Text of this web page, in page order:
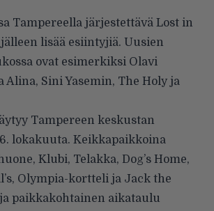
Tampereella järjestettävä Lost in
lisää esiintyjiä. Uusien
ovat esimerkiksi Olavi
Alina, Sini Yasemin, The Holy ja
Tampereen keskustan
lokakuuta. Keikkapaikkoina
Klubi, Telakka, Dog’s Home,
Olympia-kortteli ja Jack the
ja paikkakohtainen aikataulu